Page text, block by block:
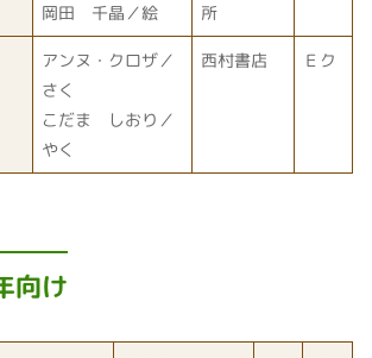
岡田 千晶／絵
所
アンヌ・クロザ／
さく
こだま しおり／
やく
西村書店 Ｅク
向け